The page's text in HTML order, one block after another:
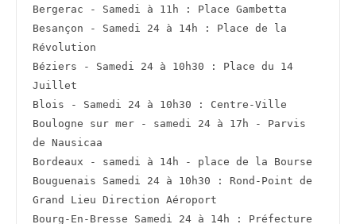
Bergerac - Samedi à 11h : Place Gambetta
Besançon - Samedi 24 à 14h : Place de la
Révolution
Béziers - Samedi 24 à 10h30 : Place du 14
Juillet
Blois - Samedi 24 à 10h30 : Centre-Ville
Boulogne sur mer - samedi 24 à 17h - Parvis
de Nausicaa
Bordeaux - samedi à 14h - place de la Bourse
Bouguenais Samedi 24 à 10h30 : Rond-Point de
Grand Lieu Direction Aéroport
Bourg-En-Bresse Samedi 24 à 14h : Préfecture